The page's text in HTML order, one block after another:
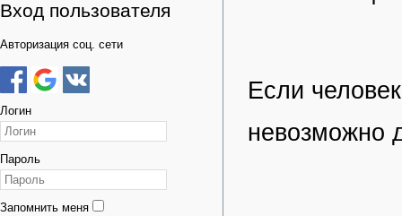
Вход пользователя
Авторизация соц. сети
Логин
Пароль
Запомнить меня
Если
невозможно